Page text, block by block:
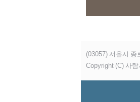
(03057) 서울시 종
Copyright (C) 사